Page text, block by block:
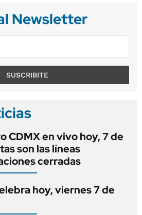
Newsletter
SUSCRIBITE
CDMX en vivo hoy, 7 de
son las líneas
cerradas
hoy, viernes 7 de